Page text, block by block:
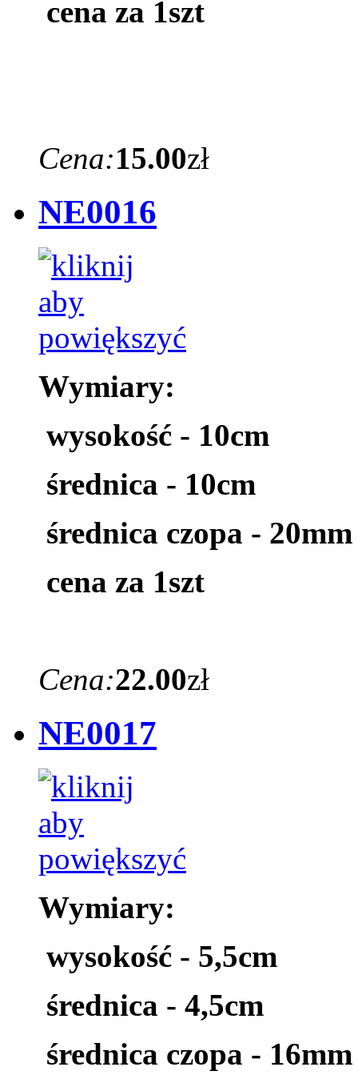
cena za 1szt
Cena:15.00zł
NE0016
Wymiary:
wysokość - 10cm
średnica - 10cm
średnica czopa - 20mm
cena za 1szt
Cena:22.00zł
NE0017
Wymiary:
wysokość - 5,5cm
średnica - 4,5cm
średnica czopa - 16mm